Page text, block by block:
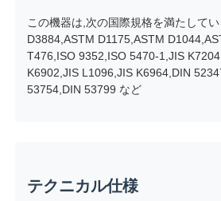
ゴム製試験装置
履物試験装置
パッケージ試験装置
この機器は,次の国際規格を満たして
D3884,ASTM D1175,ASTM
T476,ISO 9352,ISO 5470-1,JIS
K6902,JIS L1096,JIS K6964,DIN
53754,DIN 53799 など
テクニカル仕様